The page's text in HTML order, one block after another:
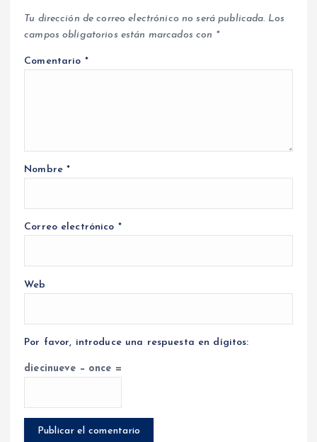
Tu dirección de correo electrónico no será publicada. Los
campos obligatorios están marcados con *
Comentario *
Nombre*
Correo electrónico *
Web
Por favor, introduce una respuesta en dígitos:
diecinueve − once =